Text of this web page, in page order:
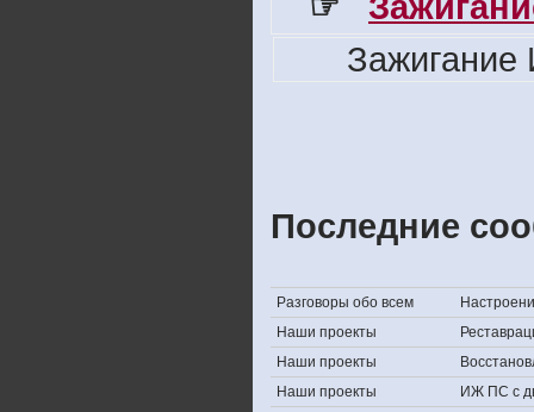
Последние
Разговоры обо всем
Наши проекты
Наши проекты
Наши проекты
ИЖ ПС с